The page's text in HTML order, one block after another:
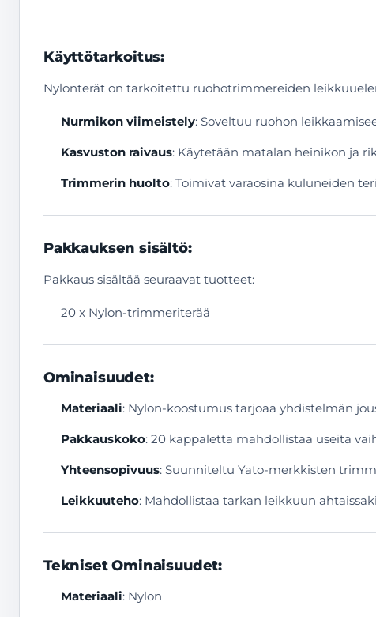
Käyttötarkoitus:
Nylonterät on tarkoitettu ruohotrimmereiden
Nurmikon viimeistely: Soveltuu ruohon
Kasvuston raivaus: Käytetään matalan heinikon ja
Trimmerin huolto: Toimivat varaosina kuluneiden
Pakkauksen sisältö:
Pakkaus sisältää seuraavat tuotteet:
20 x Nylon-trimmeriterää
Ominaisuudet:
Materiaali: Nylon-koostumus tarjoaa yhdistelmän
Pakkauskoko: 20 kappaletta mahdollistaa useita
Yhteensopivuus: Suunniteltu Yato-merkkisten
Leikkuuteho: Mahdollistaa tarkan leikkuun
Tekniset Ominaisuudet:
Materiaali: Nylon